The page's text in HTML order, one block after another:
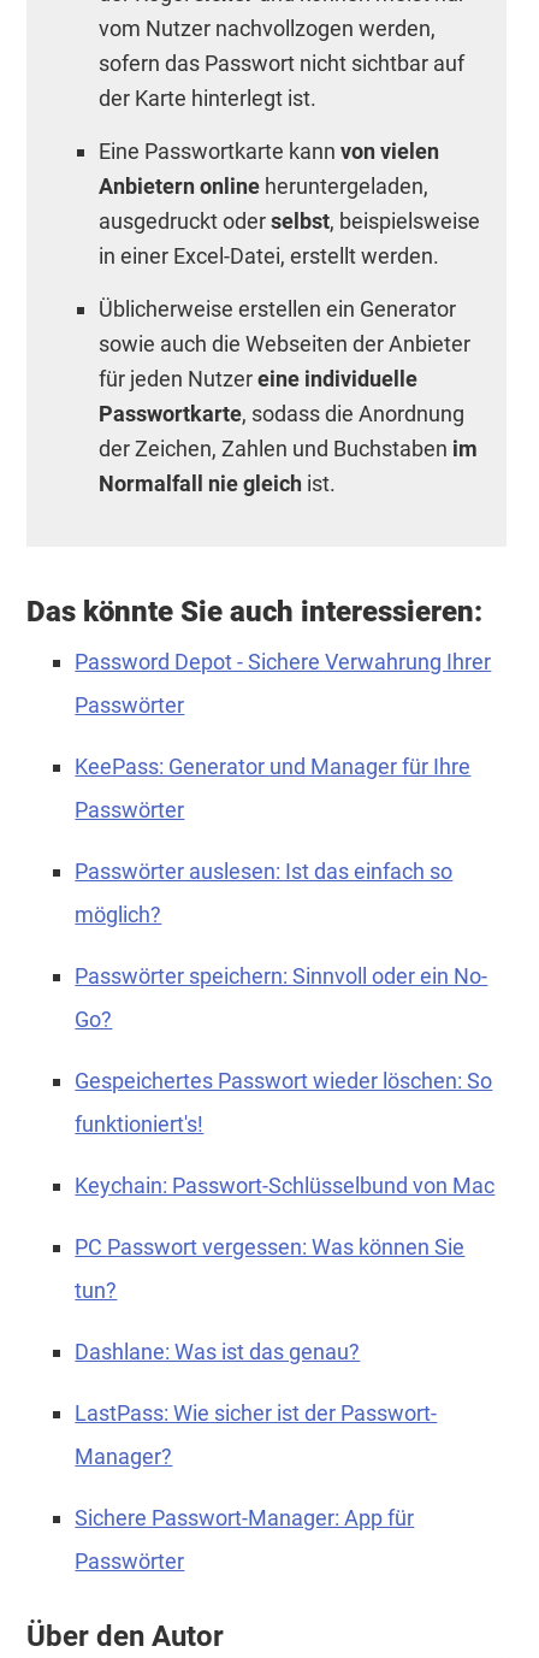
vom Nutzer nachvollzogen werden,
sofern das Passwort nicht sichtbar auf
der Karte hinterlegt ist.
Eine Passwortkarte kannvon vielen
Anbietern online heruntergeladen,
ausgedruckt oderselbst, beispielsweise
in einer Excel-Datei, erstellt werden.
Üblicherweise erstellen ein Generator
sowie auch die Webseiten der Anbieter
für jeden Nutzereine individuelle
Passwortkarte, sodass die Anordnung
der Zeichen, Zahlen und Buchstaben im
Normalfall nie gleich ist.
Das könnte Sie auch interessieren:
Password Depot - Sichere Verwahrung Ihrer
Passwörter
KeePass: Generator und Manager für Ihre
Passwörter
Passwörter auslesen: Ist das einfach so
möglich?
Passwörter speichern: Sinnvoll oder ein No-
Go?
Gespeichertes Passwort wieder löschen: So
funktioniert's!
Keychain: Passwort-Schlüsselbund von Mac
PC Passwort vergessen: Was können Sie
tun?
Dashlane: Was ist das genau?
LastPass: Wie sicher ist der Passwort-
Manager?
Sichere Passwort-Manager: App für
Passwörter
Über den Autor